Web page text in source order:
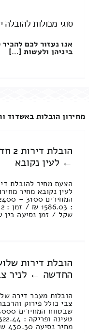
סוגי מכולות להובלה
אנו נעזור לכם
ביניהן ולעשות […]
מחירון הובלות באשדוד
← לעין נקובא
שקל / זמן נסיעה בין ערים 1
הובלת דירות
החדשה ← לניר
הובלות מעבר דירה
מחיר נסיעה 430.30 שקל / זמן נסיעה בין ערים [...]